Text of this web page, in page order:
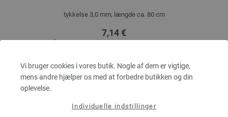
Vi bruger cookies i vores butik. Nogle af dem er vigtige,
mens andre hjælper os med at forbedre butikken og din
oplevelse.
Individuelle indstillinger
tykkelse 3,0 mm; længde ca. 80 cm
7,14 €
MÆNGDE
I INDKØBSKURVEN